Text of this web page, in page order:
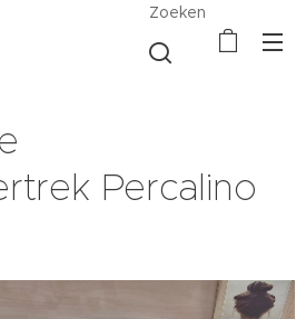
Zoeken
Percalino